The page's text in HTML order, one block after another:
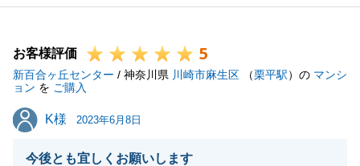
しく思っております。
お気軽にご相談下さい。
引き続き、よろしくお願いいたします。
お客様評価 5
新百合ヶ丘センター / 神奈川県 川崎市麻生区 （栗平駅）の マンシ
ョン を ご購入
K様
K様 2023年6月8日
今後とも宜しくお願いします